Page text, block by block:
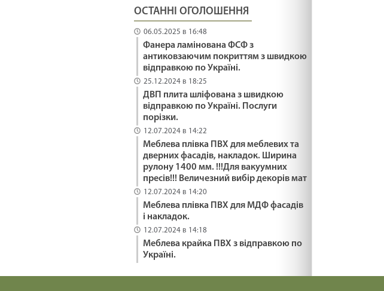
СТАТИ СВЯТИМ /1485/ Майтеся файно
29.01.2025
ПОДАРУВАТИ ОСЛИКА /1484/ Майтеся файно
29.01.2025
ЯК ВИЖИТИ /1483/ Майтеся файно
29.01.2025
ВІДНОВИТИСЬ /1482/ Майтеся файно
29.01.2025
МНОЖИТИ ВОГОНЬ БЛАГОСЛОВІННЯ /1481/
Майтеся файно
ОСТАННІ ОГОЛОШЕННЯ
06.05.2025 в 16:48
Фанера ламінована ФСФ з
антиковзаючим покриттям з швидкою
відправкою по Україні.
25.12.2024 в 18:25
ДВП плита шліфована з швидкою
відправкою по Україні. Послуги
порізки.
12.07.2024 в 14:22
Меблева плівка ПВХ для меблевих та
дверних фасадів, накладок. Ширина
рулону 1400 мм. !!!Для вакуумних
пресів!!! Величезний вибір декорів мат
12.07.2024 в 14:20
Меблева плівка ПВХ для МДФ фасадів
і накладок.
12.07.2024 в 14:18
Меблева крайка ПВХ з відправкою по
Україні.